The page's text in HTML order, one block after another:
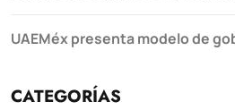
UAEMéx presenta modelo de
CATEGORÍAS